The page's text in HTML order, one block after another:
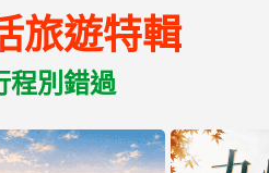
旅遊特輯
程別錯過